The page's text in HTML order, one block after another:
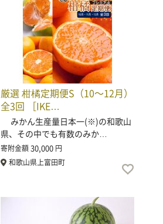
厳選 柑橘定期便S（10～12月）
全3回 ［IKE…
みかん生産量日本一(※)の和歌山
県、その中でも有数のみか…
寄附金額30,000 円
和歌山県上富田町